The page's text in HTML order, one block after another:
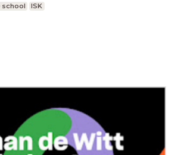
school ISK